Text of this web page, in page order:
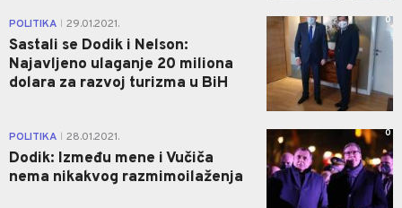
POLITIKA 29.01.2021.
Sastali se Dodik i Nelson:
Najavljeno ulaganje 20 miliona
dolara za razvoj turizma u BiH
0
POLITIKA 28.01.2021.
Dodik: Između mene i Vučiča
nema nikakvog razmimoilaženja
0